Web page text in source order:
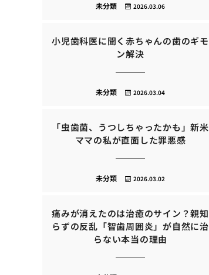
2026.03.06
未分類
小児歯科医に聞く赤ちゃんの歯のギモ
ン解決
2026.03.04
未分類
「虫歯菌、うつしちゃったかも」新米
ママの私が直面した罪悪感
2026.03.02
未分類
痛みが消えたのは治癒のサイン？親知
らずの反乱「智歯周囲炎」が自然に治
らない本当の理由